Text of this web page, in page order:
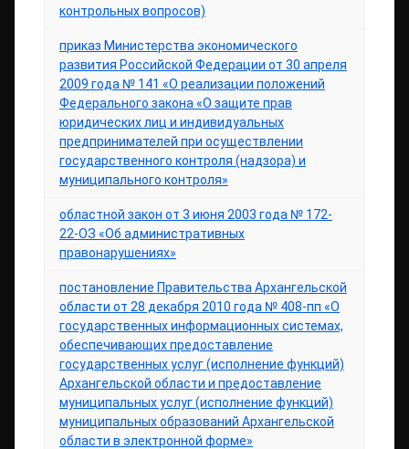
контрольных вопросов)
приказ Министерства экономического
развития Российской Федерации от 30 апреля
2009 года № 141 «О реализации положений
Федерального закона «О защите прав
юридических лиц и индивидуальных
предпринимателей при осуществлении
государственного контроля (надзора) и
муниципального контроля»
областной закон от 3 июня 2003 года № 172-
22-ОЗ «Об административных
правонарушениях»
постановление Правительства Архангельской
области от 28 декабря 2010 года № 408-пп «О
государственных информационных системах,
обеспечивающих предоставление
государственных услуг (исполнение функций)
Архангельской области и предоставление
муниципальных услуг (исполнение функций)
муниципальных образований Архангельской
области в электронной форме»